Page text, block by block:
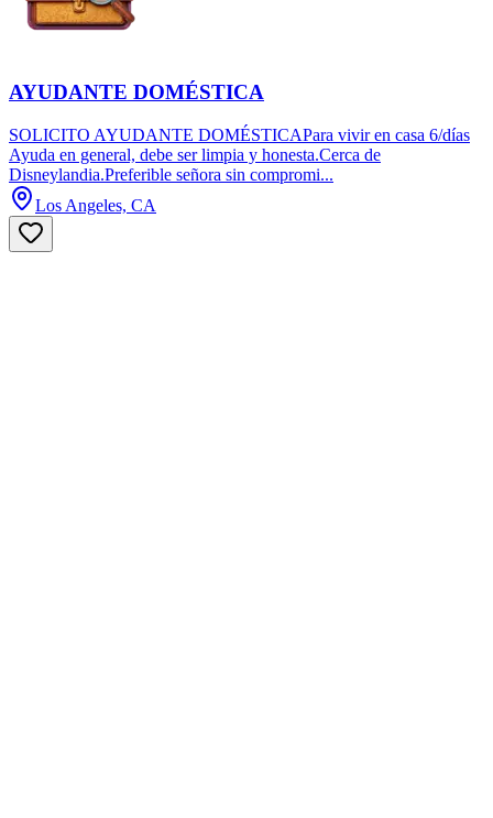
AYUDANTE DOMÉSTICA
SOLICITO AYUDANTE DOMÉSTICAPara vivir en casa 6/días
Ayuda en general, debe ser limpia y honesta.Cerca de
Disneylandia.Preferible señora sin compromi...
Los Angeles, CA